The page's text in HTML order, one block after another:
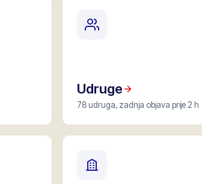
Udruge
78 udruga, zadnja objava prije 2 h